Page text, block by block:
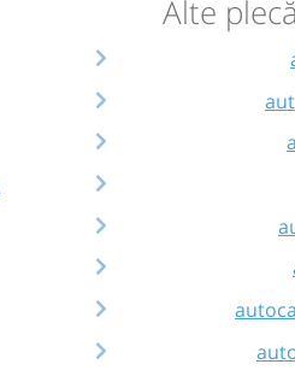
Alte